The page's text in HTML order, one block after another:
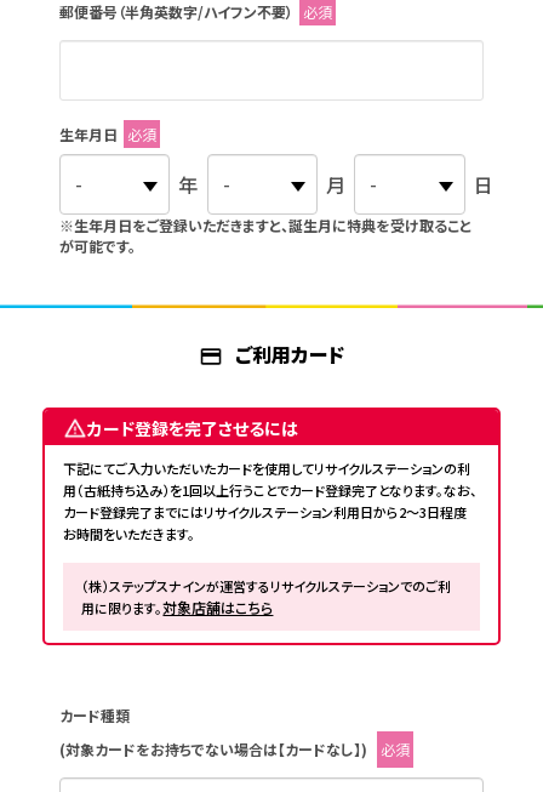
郵便番号（半角英数字/ハイフン不要） 必須
生年月日 必須
年 月 日
※生年月日をご登録いただきますと、誕生月に特典を受け取ること
が可能です。
ご利用カード
カード登録を完了させるには
下記にてご入力いただいたカードを使用してリサイクルステーションの利
用（古紙持ち込み）を1回以上行うことでカード登録完了となります。なお、
カード登録完了までにはリサイクルステーション利用日から2～3日程度
お時間をいただきます。
（株）ステップスナインが運営するリサイクルステーションでのご利
用に限ります。対象店舗はこちら
カード種類
(対象カードをお持ちでない場合は【カードなし】)
必須